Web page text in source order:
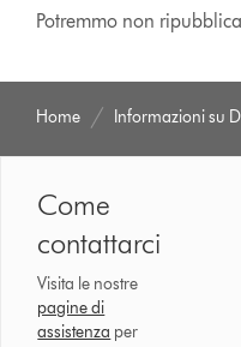
Potremmo non
Home Informazioni su
Come
contattarci
Visita le nostre
pagine di
assistenza per